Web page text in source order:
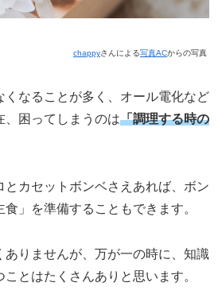
chappyさんによる写真ACからの写真
くなることが多く、オール電化など
、困ってしまうのは「調理する時の
とカセットボンベさえあれば、ボン
」を準備することもできます。
ありませんが、万が一の時に、知識
とはたくさんありと思います。